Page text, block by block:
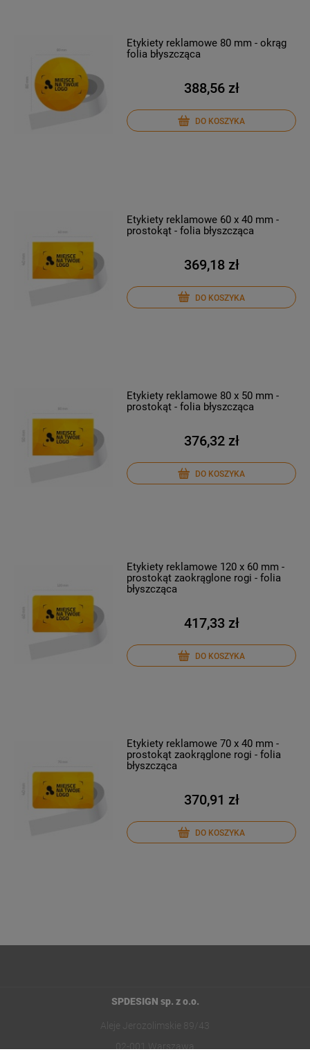
Etykiety reklamowe 80 mm - okrąg
folia błyszcząca
388,56 zł
DO KOSZYKA
Etykiety reklamowe 60 x 40 mm -
prostokąt - folia błyszcząca
369,18 zł
DO KOSZYKA
Etykiety reklamowe 80 x 50 mm -
prostokąt - folia błyszcząca
376,32 zł
DO KOSZYKA
Etykiety reklamowe 120 x 60 mm -
prostokąt zaokrąglone rogi - folia
błyszcząca
417,33 zł
DO KOSZYKA
Etykiety reklamowe 70 x 40 mm -
prostokąt zaokrąglone rogi - folia
błyszcząca
370,91 zł
DO KOSZYKA
SPDESIGN sp. z o.o.
Aleje Jerozolimskie 89/43
02-001 Warszawa